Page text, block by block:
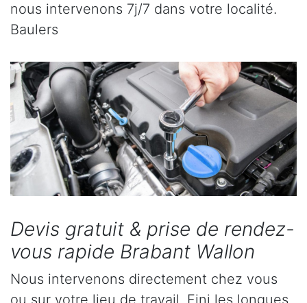
nous intervenons 7j/7 dans votre localité.
Baulers
Devis gratuit & prise de rendez-
vous rapide Brabant Wallon
Nous intervenons directement chez vous